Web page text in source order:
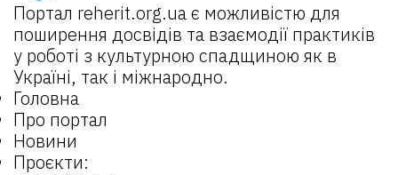
Портал reherit.org.uaє можливістю для
поширення досвідів та взаємодії практиків
у роботі з культурною спадщиною як в
Україні, так і міжнародно.
Головна
Про портал
Новини
Проєкти: